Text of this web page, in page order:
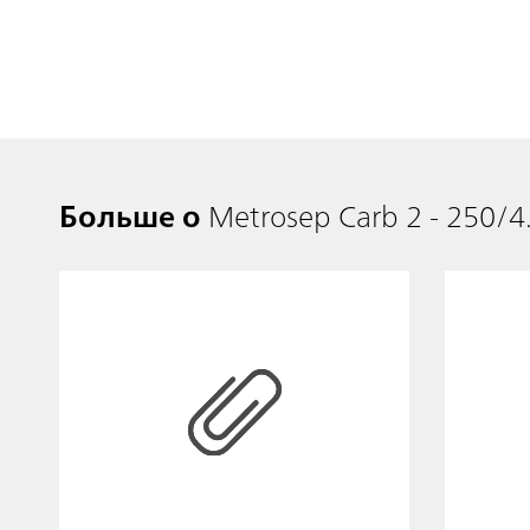
Больше о Metrosep Carb 2 - 250/